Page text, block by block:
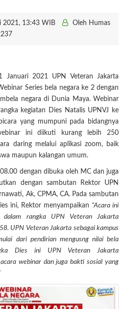
2021, 13:43 WIB
Oleh Humas
Januari 2021 UPN Veteran Jakarta
Series bela negara ke 2 dengan
negara di Dunia Maya. Webinar
kegiatan Dies Natalis UPNVJ ke
yang mumpuni pada bidangnya
ini diikuti kurang lebih 250
daring melalui aplikasi zoom, baik
maupun kalangan umum.
dengan dibuka oleh MC dan juga
dengan sambutan Rektor UPN
Ak, CPMA, CA. Pada sambutan
ini, Rektor menyampaikan “Acara ini
dalam rangka UPN Veteran Jakarta
UPN Veteran Jakarta sebagai kampus
dari pendirian mengusng nilai bela
Dies ini UPN Veteran Jakarta
webinar dan juga bakti sosial yang